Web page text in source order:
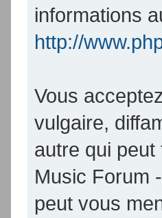
informations
http://
Vous
vulgaire,
autre qui
Music Forum
peut vous